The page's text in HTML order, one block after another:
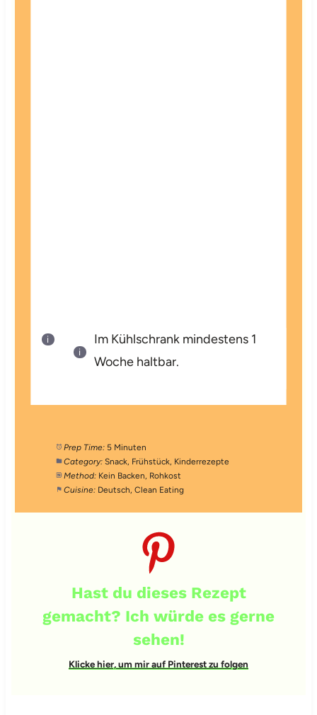
Im Kühlschrank mindestens 1
Woche haltbar.
Prep Time: 5 Minuten
Category: Snack, Frühstück, Kinderrezepte
Method: Kein Backen, Rohkost
Cuisine: Deutsch, Clean Eating
Hast du dieses Rezept
gemacht? Ich würde es gerne
sehen!
Klicke hier, um mir auf Pinterest zu folgen